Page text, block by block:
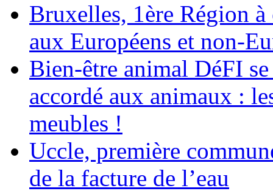
Bruxelles, 1ère Région
aux Européens et non-
Bien-être animal DéFI
accordé aux animaux :
meubles !
Uccle, première
de la facture de l’eau